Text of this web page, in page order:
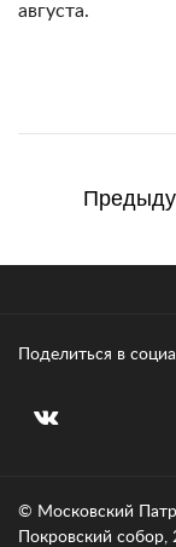
августа.
Поделиться в
© Московский
Покровский собор,